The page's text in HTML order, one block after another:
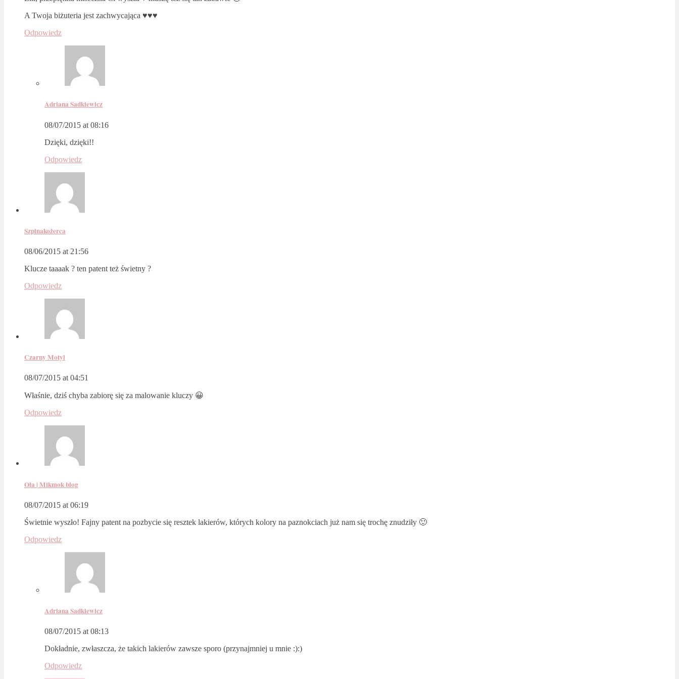
A Twoja biżuteria jest zachwycająca ♥♥♥
Odpowiedz
Adriana Sadkiewicz
08/07/2015 at 08:16
Dzięki, dzięki!!
Odpowiedz
Szpinakożerca
08/06/2015 at 21:56
Klucze taaaak ? ten patent też świetny ?
Odpowiedz
Czarny Motyl
08/07/2015 at 04:51
Właśnie, dziś chyba zabiorę się za malowanie kluczy 😀
Odpowiedz
Ola | Mikmok blog
08/07/2015 at 06:19
Świetnie wyszło! Fajny patent na pozbycie się resztek lakierów, których kolory na paznokciach już nam się trochę znudziły 🙂
Odpowiedz
Adriana Sadkiewicz
08/07/2015 at 08:13
Dokładnie, zwłaszcza, że takich lakierów zawsze sporo (przynajmniej u mnie :):)
Odpowiedz